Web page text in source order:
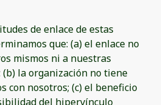
de enlace de estas
que: (a) el enlace no
mismos ni a nuestras
la organización no tiene
con nosotros; (c) el beneficio
del hipervínculo